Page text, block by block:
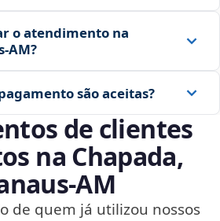
o atendimento na
são aceitas?
de clientes
na Chapada,
de quem já utilizou nossos